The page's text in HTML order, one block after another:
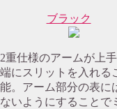
ブラック
2重仕様のアームが上
端にスリットを入れる
能。アーム部分の表に
ないようにすることで